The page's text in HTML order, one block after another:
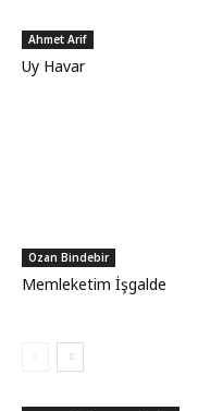
Ahmet Arif
Uy Havar
Ozan Bindebir
Memleketim İşgalde